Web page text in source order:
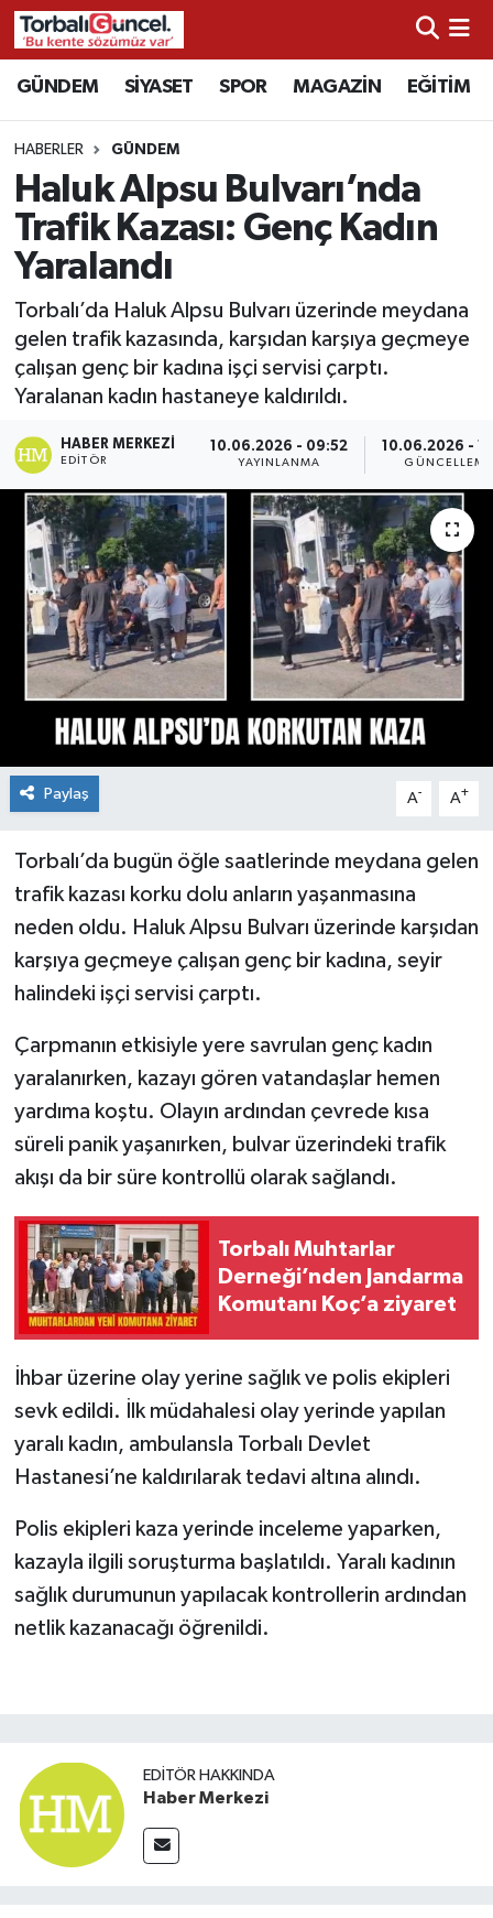
GÜNDEM SİYASET SPOR MAGAZİN EĞİTİM
HABERLER GÜNDEM
Haluk Alpsu Bulvarı’nda
Trafik Kazası: Genç Kadın
Yaralandı
Torbalı’da Haluk Alpsu Bulvarı üzerinde meydana
gelen trafik kazasında, karşıdan karşıya geçmeye
çalışan genç bir kadına işçi servisi çarptı.
Yaralanan kadın hastaneye kaldırıldı.
HABER MERKEZI
EDITÖR
10.06.2026 - 09:52
YAYINLANMA
10.06.2026 -
GÜNCELLEME
Paylaş A- A+
Torbalı’da bugün öğle saatlerinde meydana gelen
trafik kazası korku dolu anların yaşanmasına
neden oldu. Haluk Alpsu Bulvarı üzerinde karşıdan
karşıya geçmeye çalışan genç bir kadına, seyir
halindeki işçi servisi çarptı.
Çarpmanın etkisiyle yere savrulan genç kadın
yaralanırken, kazayı gören vatandaşlar hemen
yardıma koştu. Olayın ardından çevrede kısa
süreli panik yaşanırken, bulvar üzerindeki trafik
akışı da bir süre kontrollü olarak sağlandı.
Torbalı Muhtarlar
Derneği’nden Jandarma
Komutanı Koç’a ziyaret
İhbar üzerine olay yerine sağlık ve polis ekipleri
sevk edildi. İlk müdahalesi olay yerinde yapılan
yaralı kadın, ambulansla Torbalı Devlet
Hastanesi’ne kaldırılarak tedavi altına alındı.
Polis ekipleri kaza yerinde inceleme yaparken,
kazayla ilgili soruşturma başlatıldı. Yaralı kadının
sağlık durumunun yapılacak kontrollerin ardından
netlik kazanacağı öğrenildi.
EDITÖR HAKKINDA
Haber Merkezi
İzmir Nöbetçi Eczaneler
İzmir Hava Durumu
İzmir Namaz Vakitleri
İzmir Trafik Yoğunluk Haritası
Süper Lig Puan Durumu ve Fikstür
Tüm Manşetler